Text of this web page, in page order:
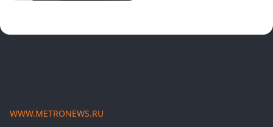
WWW.METRONEWS.RU